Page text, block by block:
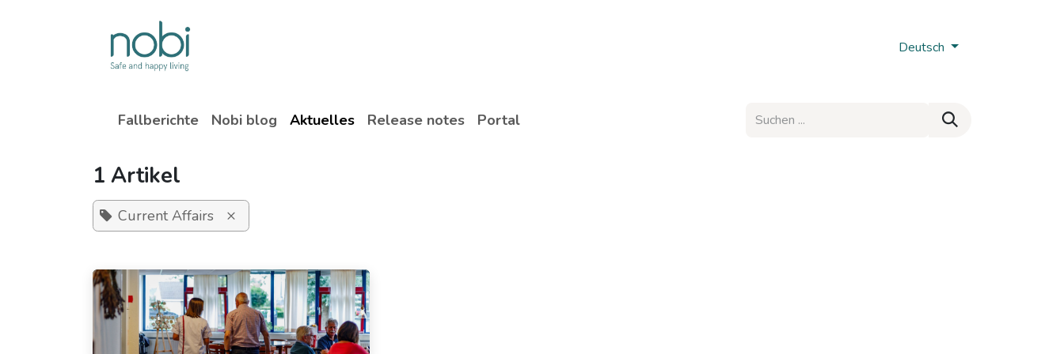
Deutsch
Fallberichte Nobi blog Aktuelles Release notes Portal
1 Artikel
Current Affairs ×